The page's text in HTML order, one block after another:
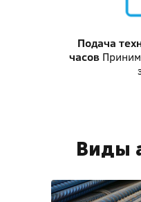
Подача
часов
Виды